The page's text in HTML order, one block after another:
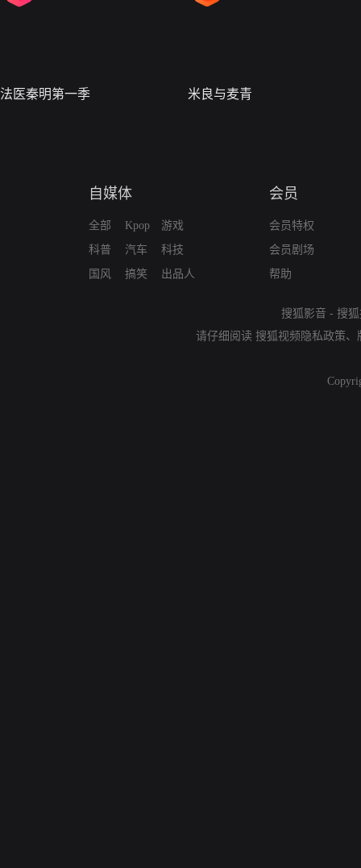
法医秦明第一季 米良与麦青
自媒体
全部
科普
国风
Kpop
汽车
搞笑
游戏
科技
出品人
会员
会员特权
会员剧场
帮助
搜狐影音 - 搜
请仔细阅读 搜狐视频隐私政策、